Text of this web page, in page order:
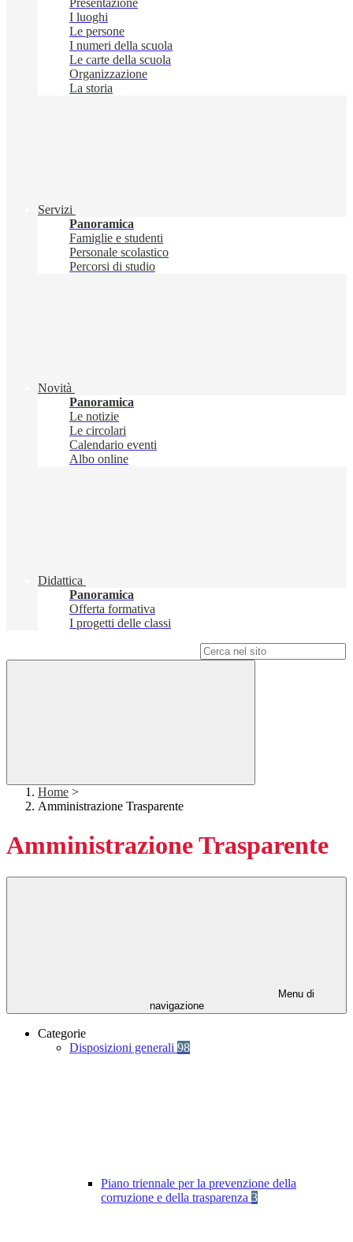
Presentazione
I luoghi
Le persone
I numeri della scuola
Le carte della scuola
Organizzazione
La storia
Servizi
Panoramica
Famiglie e studenti
Personale scolastico
Percorsi di studio
Novità
Panoramica
Le notizie
Le circolari
Calendario eventi
Albo online
Didattica
Panoramica
Offerta formativa
I progetti delle classi
Home >
Amministrazione Trasparente
Amministrazione Trasparente
Menu di
navigazione
Categorie
Disposizioni generali 98
Piano triennale per la prevenzione della
corruzione e della trasparenza 3